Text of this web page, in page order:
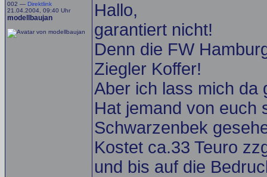
002 — Direktlink
21.04.2004, 09:40 Uhr
modellbaujan
Hallo,
garantiert nicht!
Denn die FW
Ziegler Koffer!
Aber ich lass mich da
Hat jemand von euch
Schwarzenbek
Kostet ca.33 Teuro
und bis auf die